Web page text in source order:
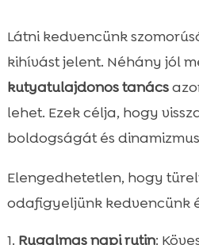
Látni kedvencünk
kihívást jelent. Néhány jól
kutyatulajdonos tanács
lehet. Ezek célja, hogy
boldogságát és
Elengedhetetlen, hogy
odafigyeljünk kedvencünk
Rugalmas napi rutin: